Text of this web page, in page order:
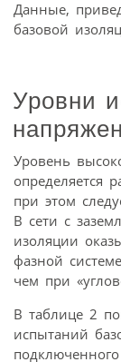
Данные,
базовой
Уровни
Уровень
определяется
при этом
В сети с
изоляции
фазной
чем при
В таблице 2
испытаний